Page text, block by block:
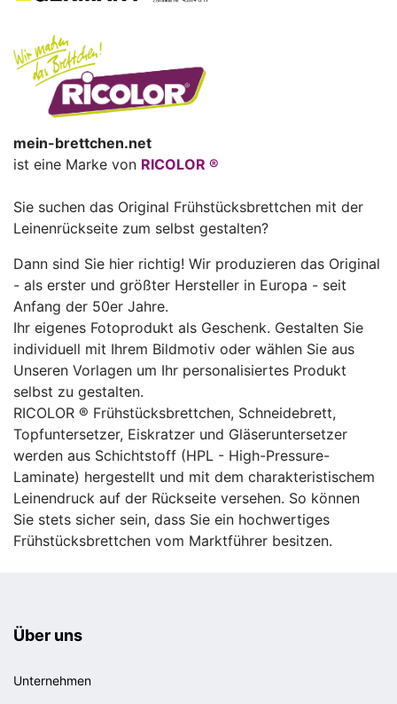
mein-brettchen.net
ist eine Marke von RICOLOR ®
Sie suchen das Original Frühstücksbrettchen mit der
Leinenrückseite zum selbst gestalten?
Dann sind Sie hier richtig! Wir produzieren das Original
- als erster und größter Hersteller in Europa - seit
Anfang der 50er Jahre.
Ihr eigenes Fotoprodukt als Geschenk. Gestalten Sie
individuell mit Ihrem Bildmotiv oder wählen Sie aus
Unseren Vorlagen um Ihr personalisiertes Produkt
selbst zu gestalten.
RICOLOR ® Frühstücksbrettchen, Schneidebrett,
Topfuntersetzer, Eiskratzer und Gläseruntersetzer
werden aus Schichtstoff (HPL - High-Pressure-
Laminate) hergestellt und mit dem charakteristischem
Leinendruck auf der Rückseite versehen. So können
Sie stets sicher sein, dass Sie ein hochwertiges
Frühstücksbrettchen vom Marktführer besitzen.
Über uns
Unternehmen